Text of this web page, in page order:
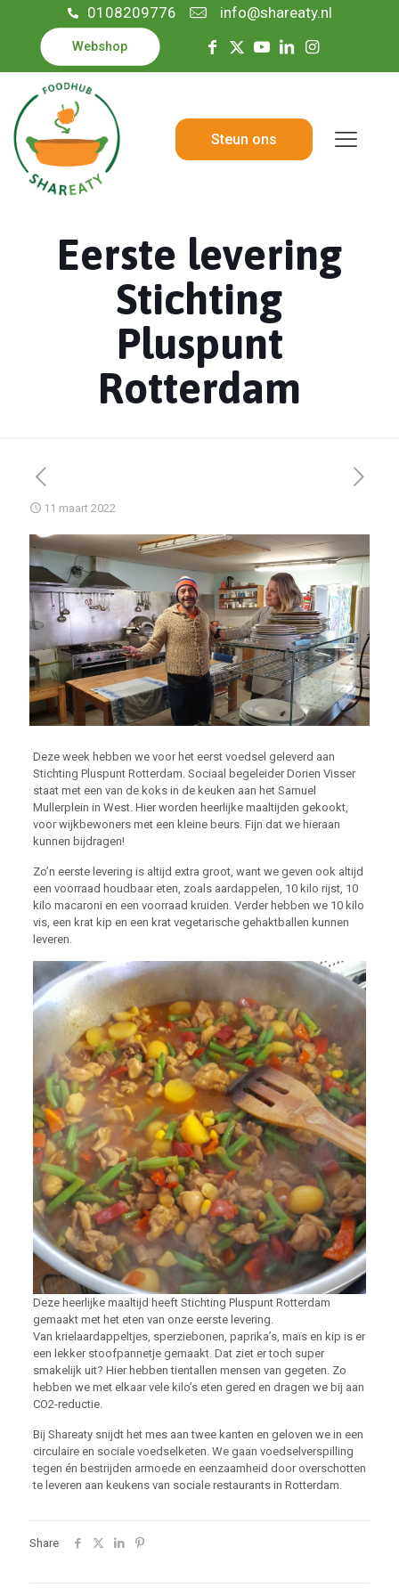
0108209776 info@shareaty.nl
Webshop
Steun ons
Eerste levering
Stichting
Pluspunt
Rotterdam
11 maart 2022
Deze week hebben we voor het eerst voedsel geleverd aan
Stichting Pluspunt Rotterdam. Sociaal begeleider Dorien Visser
staat met een van de koks in de keuken aan het Samuel
Mullerplein in West. Hier worden heerlijke maaltijden gekookt,
voor wijkbewoners met een kleine beurs. Fijn dat we hieraan
kunnen bijdragen!
Zo’n eerste levering is altijd extra groot, want we geven ook altijd
een voorraad houdbaar eten, zoals aardappelen, 10 kilo rijst, 10
kilo macaroni en een voorraad kruiden. Verder hebben we 10 kilo
vis, een krat kip en een krat vegetarische gehaktballen kunnen
leveren.
Deze heerlijke maaltijd heeft Stichting Pluspunt Rotterdam
gemaakt met het eten van onze eerste levering.
Van krielaardappeltjes, sperziebonen, paprika’s, maïs en kip is er
een lekker stoofpannetje gemaakt. Dat ziet er toch super
smakelijk uit? Hier hebben tientallen mensen van gegeten. Zo
hebben we met elkaar vele kilo’s eten gered en dragen we bij aan
CO2-reductie.
Bij Shareaty snijdt het mes aan twee kanten en geloven we in een
circulaire en sociale voedselketen. We gaan voedselverspilling
tegen én bestrijden armoede en eenzaamheid door overschotten
te leveren aan keukens van sociale restaurants in Rotterdam.
Share